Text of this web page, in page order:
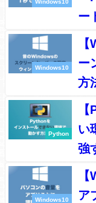
Windows10
ー
Windows10
ー
方
Python
い
強
Windows10
ア